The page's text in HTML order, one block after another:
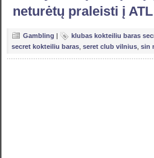
neturėtų praleisti į
Gambling | klubas kokteiliu baras
secret kokteiliu baras seret club vilnius sin